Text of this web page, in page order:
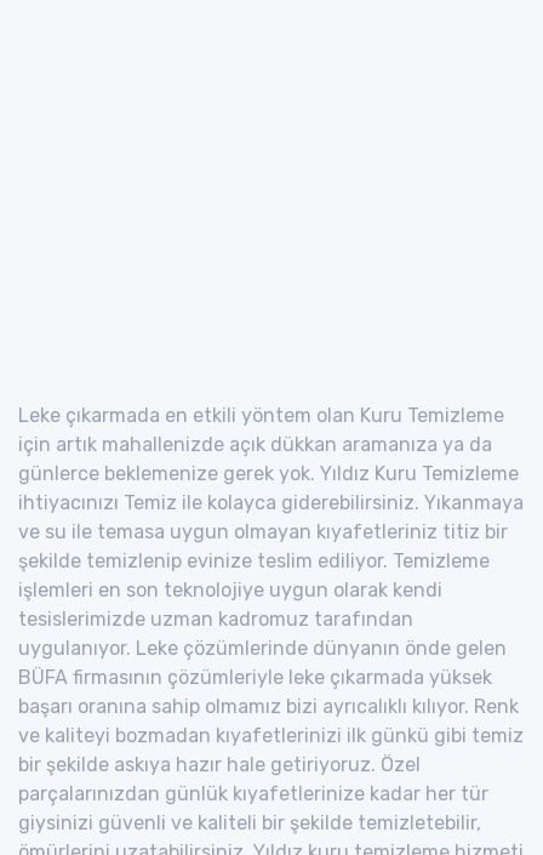
Leke çıkarmada en etkili yöntem olan Kuru Temizleme
için artık mahallenizde açık dükkan aramanıza ya da
günlerce beklemenize gerek yok. Yıldız Kuru Temizleme
ihtiyacınızı Temiz ile kolayca giderebilirsiniz. Yıkanmaya
ve su ile temasa uygun olmayan kıyafetleriniz titiz bir
şekilde temizlenip evinize teslim ediliyor. Temizleme
işlemleri en son teknolojiye uygun olarak kendi
tesislerimizde uzman kadromuz tarafından
uygulanıyor. Leke çözümlerinde dünyanın önde gelen
BÜFA firmasının çözümleriyle leke çıkarmada yüksek
başarı oranına sahip olmamız bizi ayrıcalıklı kılıyor. Renk
ve kaliteyi bozmadan kıyafetlerinizi ilk günkü gibi temiz
bir şekilde askıya hazır hale getiriyoruz. Özel
parçalarınızdan günlük kıyafetlerinize kadar her tür
giysinizi güvenli ve kaliteli bir şekilde temizletebilir,